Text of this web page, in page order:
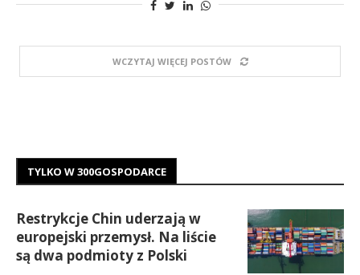
WCZYTAJ WIĘCEJ POSTÓW
TYLKO W 300GOSPODARCE
Restrykcje Chin uderzają w
europejski przemysł. Na liście
są dwa podmioty z Polski